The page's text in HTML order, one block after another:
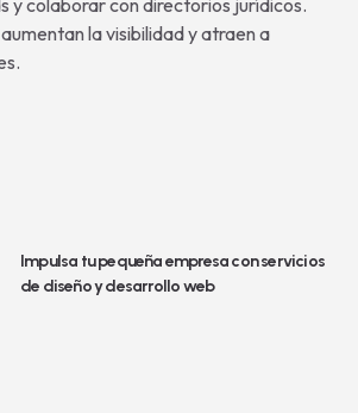
la visibilidad y atraen a
Impulsa tu pequeña empresa con servicios
de diseño y desarrollo web